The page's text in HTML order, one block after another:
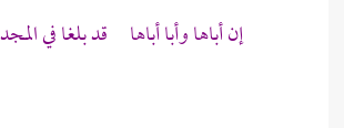
إن أباها وأبا أباها قد بلغا في